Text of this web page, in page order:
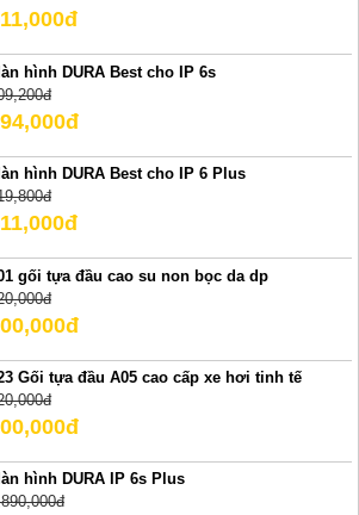
hình DURA Best cho IP 6s
hình DURA Best cho IP 6 Plus
gối tựa đầu cao su non bọc da dp
Gối tựa đầu A05 cao cấp xe hơi tinh tế
hình DURA IP 6s Plus